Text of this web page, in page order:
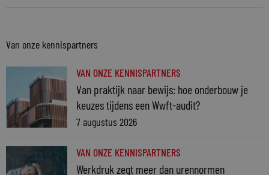
Van onze kennispartners
VAN ONZE KENNISPARTNERS
Van praktijk naar bewijs: hoe onderbouw je
keuzes tijdens een Wwft-audit?
7 augustus 2026
VAN ONZE KENNISPARTNERS
Werkdruk zegt meer dan urennormen